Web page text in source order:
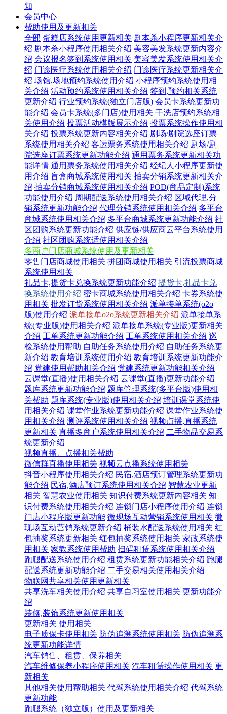
知
会员中心
帮助使用及更新相关
全部 蛋糕店系统使用更新相关 剧本杀小程序更新相关介
绍 剧本杀小程序使用相关介绍 美容美发系统更新内容介
绍 会议报名签到系统使用相关 美容美发系统使用相关介
绍 门诊医疗系统使用相关介绍 门诊医疗系统更新相关介
绍 场馆,场地预约系统使用介绍 小程序预约系统使用相
关介绍 活动预约系统使用相关介绍 签到,预约相关系统
更新介绍 行业预约系统(独立门店版) 会员卡系统更新功
能介绍 会员卡系统(多门店)使用相关 干洗店预约系统相
关使用介绍 投票活动模版展示介绍 投票系统操作使用相
关介绍 投票系统更新内容相关介绍 剧场/剧院选座订票
系统使用相关介绍 客运票务系统使用相关介绍 剧场/剧
院选座订票系统更新功能介绍 通用票务系统更新相关功
能详情 通用票务系统使用相关介绍 经纪人小程序更新使
用介绍 盲盒商城系统使用相关 拍卖分销系统更新相关介
绍 拍卖分销商城系统使用相关介绍 POD(商品定制)系统
功能使用介绍 周期配送系统使用相关介绍 区域代理,分
销系统更新功能介绍 代理分销系统使用相关介绍 多平台
商城系统使用相关介绍 多平台商城系统更新功能介绍 社
区团购系统更新功能介绍 供应链/供应商云平台系统使用
介绍 社区团购系统适使用相关介绍
多商户门店商城系统使用及更新相关
零售门店商城使用相关 拼团商城使用相关 引流投票商城
系统使用相关
礼品卡,提货卡兑换系统更新功能介绍 提货卡,礼品卡兑
换系统使用介绍 密卡商城系统使用相关介绍 卡券系统使
用相关 批发订货系统使用相关介绍 派单接单系统(o2o
版)使用介绍 派单接单o2o系统更新相关介绍 派单接单系
统(专业版)使用相关介绍 派单接单系统(专业版)更新相关
介绍 工单系统更新功能介绍 工单系统使用相关介绍 巡
检系统使用帮助 自助任务系统使用介绍 自助任务系统更
新介绍 教育培训系统使用介绍 教育培训系统更新功能介
绍 党建使用帮助相关介绍 党建系统更新功能相关介绍
云课堂(直播)使用相关介绍 云课堂(直播)更新功能介绍
题库系统更新功能介绍 题库管理系统(多平台版)使用相
关帮助 题库系统(专业版)使用相关介绍 培训课堂系统使
用相关介绍 课堂作业系统更新功能介绍 课堂作业系统使
用相关介绍 测评系统使用相关介绍 视频点播,直播系统
更新相关 直播多商户系统使用相关介绍 二手物品交易系
统更新介绍
视频直播、点播相关帮助
微信群直播使用相关 视频云点播系统使用相关
抖音小程序使用相关介绍 民宿,酒店预订管理系统更新功
能介绍 民宿,酒店预订系统使用相关介绍 智慧农业更新
相关 智慧农业使用相关 知识付费系统更新内容相关 知
识付费系统使用相关介绍 连锁门店小程序使用介绍 连锁
门店小程序版更新功能 微现场互动营销系统使用相关 微
现场互动营销系统更新介绍 桶装水配送系统使用相关 红
包抽奖系统更新相关 红包抽奖系统使用相关 家政系统使
用相关 家教系统使用帮助 扫码租赁系统使用相关介绍
跑腿配送系统使用介绍 租赁系统更新功能相关介绍 跑腿
配送系统更新功能介绍 二手交易相关使用相关介绍
物联网共享相关使用更新相关
共享洗车相关使用介绍 共享自习室使用相关 更新功能介
绍
装修,装饰系统更新使用相关
更新相关 使用相关
电子质保卡使用相关 防伪追溯系统使用相关 防伪追溯系
统更新功能详情
汽车销售、租赁、保养相关
汽车维修保养小程序使用相关 汽车租赁操作使用相关 更
新相关
其他相关使用帮助相关 代驾系统使用相关介绍 代驾系统
更新功能
跑腿系统（独立版）使用及更新相关